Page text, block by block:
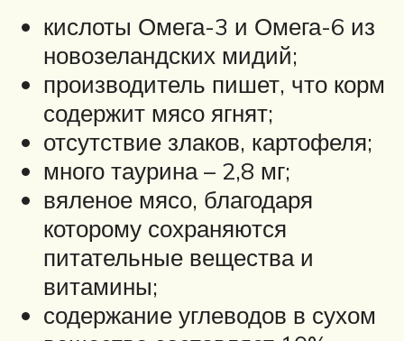
кислоты Омега-3 и Омега-6 из
новозеландских мидий;
производитель пишет, что корм
содержит мясо ягнят;
отсутствие злаков, картофеля;
много таурина – 2,8 мг;
вяленое мясо, благодаря
которому сохраняются
питательные вещества и
витамины;
содержание углеводов в сухом